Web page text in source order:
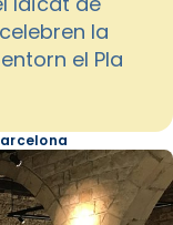
la
el Pla